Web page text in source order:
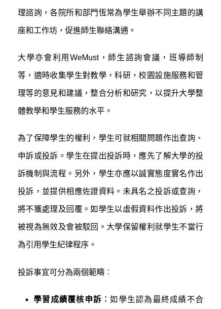
理諮詢，各院所和部門恆常為學生舉辦不同主題的講
座和工作坊，促進師生聯絡溝通。
大學亦會利用WeMust，師生諮詢會議，班導師制
等，適時收集學生對教學，科研，校園設施服務和管
理等的意見和建議，整合分析和研究，以提升大學整
體教學和學生服務的水平。
為了保障學生的權利，學生可就相關問題作出查詢、
申訴或投訴。學生在提出投訴時，應先了解大學的投
訴機制與流程。另外，學生亦應以誠實態度實名作出
投訴，並提供相應佐證資料。未具名之投訴或查詢，
將不獲處理及回覆。如學生以虛假資料作出投訴，將
被視為無效及會被駁回。大學保留權利就學生不當行
為引用學生紀律程序。
投訴事宜可分為兩個範疇︰
學習成績覆核申訴︰如學生認為最終成績不合